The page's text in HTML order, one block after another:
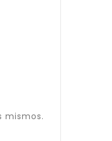
mismos.